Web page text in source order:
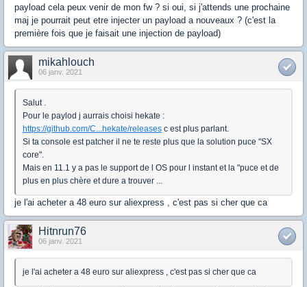
payload cela peux venir de mon fw ? si oui, si j'attends une prochaine
maj je pourrait peut etre injecter un payload a nouveaux ? (c'est la
première fois que je faisait une injection de payload)
mikahlouch
06 janv. 2021
Salut .
Pour le paylod j aurrais choisi hekate :
https://github.com/C...hekate/releases c est plus parlant.
Si ta console est patcher il ne te reste plus que la solution puce "SX
core".
Mais en 11.1 y a pas le support de l OS pour l instant et la "puce et de
plus en plus chère et dure a trouver ...
je l'ai acheter a 48 euro sur aliexpress , c'est pas si cher que ca
Hitnrun76
06 janv. 2021
je l'ai acheter a 48 euro sur aliexpress , c'est pas si cher que ca